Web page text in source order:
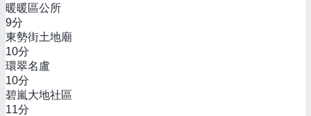
暖暖區公所
9分
東勢街土地廟
10分
環翠名盧
10分
碧嵐大地社區
11分